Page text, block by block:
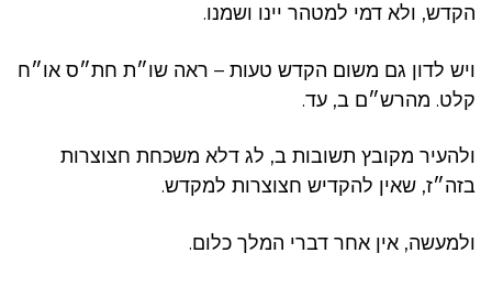
הקדש, ולא דמי למטהר יינו ושמנו.
ויש לדון גם משום הקדש טעות – ראה שו״ת חת״ס או״ח
קלט. מהרש״ם ב, עד.
ולהעיר מקובץ תשובות ב, לג דלא משכחת חצוצרות
בזה״ז, שאין להקדיש חצוצרות למקדש.
ולמעשה, אין אחר דברי המלך כלום.